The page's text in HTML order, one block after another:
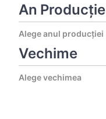
An Producție
Alege anul producției
Vechime
Alege vechimea